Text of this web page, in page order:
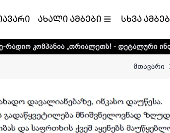
ახალი ამბები სხვა
„თრიალეთს! - დეტალური
მთავარი